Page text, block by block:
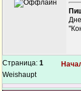
Страница: 1
Weishaupt